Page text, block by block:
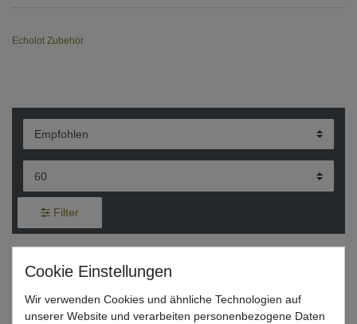
Echolot Zubehör
Filter
Zeck Schlauchboot Bildschirmhalterung
14,95 € *
Wir verwenden Cookies und ähnliche Technologien auf
unserer Website und verarbeiten personenbezogene Daten